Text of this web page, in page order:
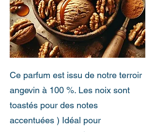
Ce parfum est issu de notre terroir
angevin à 100 %. Les noix sont
toastés pour des notes
accentuées ) Idéal pour